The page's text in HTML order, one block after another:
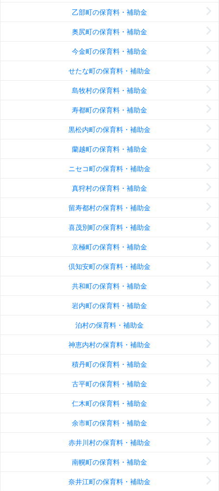
乙部町の保育料・補助金
奥尻町の保育料・補助金
今金町の保育料・補助金
せたな町の保育料・補助金
島牧村の保育料・補助金
寿都町の保育料・補助金
黒松内町の保育料・補助金
蘭越町の保育料・補助金
ニセコ町の保育料・補助金
真狩村の保育料・補助金
留寿都村の保育料・補助金
喜茂別町の保育料・補助金
京極町の保育料・補助金
倶知安町の保育料・補助金
共和町の保育料・補助金
岩内町の保育料・補助金
泊村の保育料・補助金
神恵内村の保育料・補助金
積丹町の保育料・補助金
古平町の保育料・補助金
仁木町の保育料・補助金
余市町の保育料・補助金
赤井川村の保育料・補助金
南幌町の保育料・補助金
奈井江町の保育料・補助金